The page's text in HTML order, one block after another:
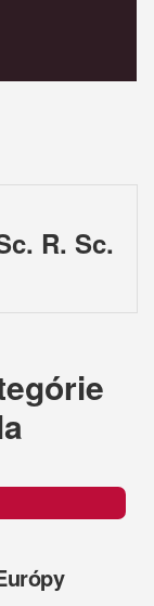
R. Sc.